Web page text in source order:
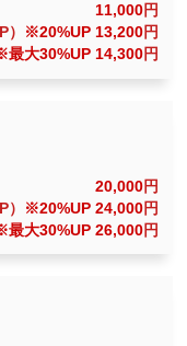
11,000円
※20%UP 13,200円
最大30%UP 14,300円
20,000円
※20%UP 24,000円
最大30%UP 26,000円